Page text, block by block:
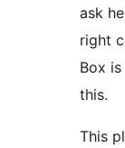
ask
right
Box
this.
This